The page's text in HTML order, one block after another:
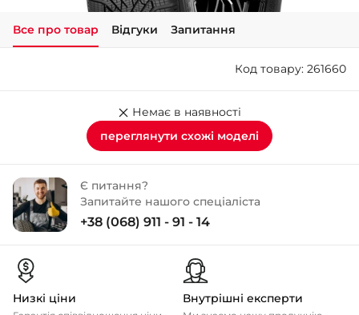
+38 (050)-911-911-2
+38 (099)-643-33-77
+38 (068)-923-74-19
- Калинова
Все про товар Відгуки Запитання
Код товару: 261660
Немає в наявності
переглянути схожі моделі
Є питання?
Запитайте нашого спеціаліста
+38 (068) 911 - 91 - 14
Низкі ціни Внутрішні експерти